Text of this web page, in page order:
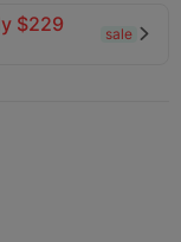
$229
sale 